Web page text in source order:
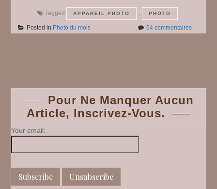
Tagged APPAREIL PHOTO PHOTO
Posted in Photo du mois 64 commentairessur
navigation
Pour Ne Manquer Aucun
Article, Inscrivez-Vous.
Your email: